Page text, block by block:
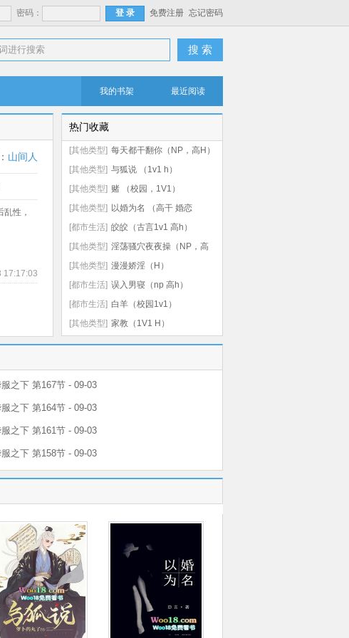
密码： 免费注册 忘记密码
搜 索
我的书架 最近阅读
山间人
性，
17:17:03
热门收藏
[其他类型] 每天都干翻你（NP，高H）
[其他类型] 与狐说 （1v1 h）
[其他类型] 赌 （校园，1V1）
[其他类型] 以婚为名 （高干 婚恋
1v1）
[都市生活] 皎皎（古言1v1 高h）
[其他类型] 淫荡骚穴夜夜操（NP，高
H）
[其他类型] 漫漫娇淫（H）
[都市生活] 误入男寝（np 高h）
[都市生活] 白羊（校园1v1）
[其他类型] 家教（1V1 H）
之下 第167节 - 09-03
之下 第164节 - 09-03
之下 第161节 - 09-03
之下 第158节 - 09-03